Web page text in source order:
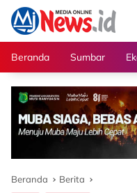
Langsung
konten
Beranda
Sumbar
Beranda Berita